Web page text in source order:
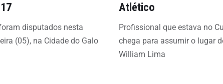
disputados nesta
(05), na Cidade do Galo
Atlético
Profissional que estava no
chega para assumir o lugar
William Lima